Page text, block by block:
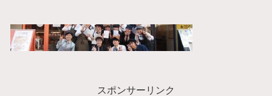
スポンサーリンク